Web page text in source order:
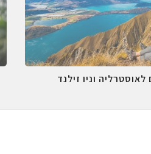
לאוסטרליה וניו זילנד